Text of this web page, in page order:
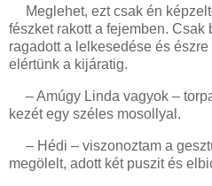
Meglehet, ezt csak én
fészket rakott a fejemben. Csak
ragadott a lelkesedése és
elértünk a kijáratig.
– Amúgy Linda vagyok –
kezét egy széles mosollyal.
– Hédi – viszonoztam a
megölelt, adott két puszit és